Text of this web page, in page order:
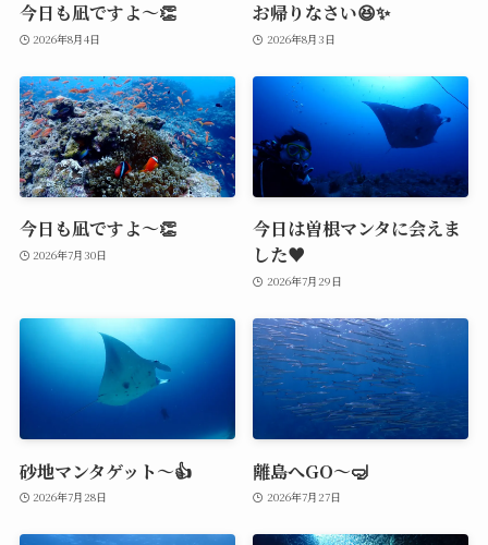
今日も凪ですよ～👏
2026年8月4日
お帰りなさい😆✨
2026年8月3日
今日も凪ですよ～👏
2026年7月30日
今日は曽根マンタに会えま
した♥️
2026年7月29日
砂地マンタゲット～👍
2026年7月28日
離島へGO～🤿
2026年7月27日